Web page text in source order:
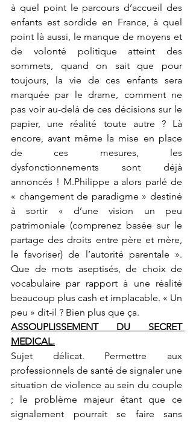
à quel point le parcours d’accueil des
enfants est sordide en France, à quel
point là aussi, le manque de moyens et
de volonté politique atteint des
sommets, quand on sait que pour
toujours, la vie de ces enfants sera
marquée par le drame, comment ne
pas voir au-delà de ces décisions sur le
papier, une réalité toute autre ? Là
encore, avant même la mise en place
de ces mesures, les
dysfonctionnements sont déjà
annoncés ! M.Philippe a alors parlé de
« changement de paradigme » destiné
à sortir « d’une vision un peu
patrimoniale (comprenez basée sur le
partage des droits entre père et mère,
le favoriser) de l’autorité parentale ».
Que de mots aseptisés, de choix de
vocabulaire par rapport à une réalité
beaucoup plus cash et implacable. « Un
peu » dit-il ? Bien plus que ça.
ASSOUPLISSEMENT DU SECRET
MEDICAL.
Sujet délicat. Permettre aux
professionnels de santé de signaler une
situation de violence au sein du couple
; le problème majeur étant que ce
signalement pourrait se faire sans